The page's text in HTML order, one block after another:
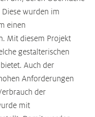
wurden im
einen
Mit diesem Projekt
gestalterischen
Auch der
Anforderungen
der
mit